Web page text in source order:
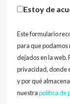
Estoy de
Este formulario
para que podamos
dejados en la web.
privacidad, donde
y por qué
nuestrapolítica de